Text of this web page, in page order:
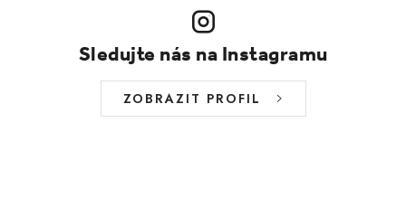
Sledujte nás na Instagramu
ZOBRAZIT PROFIL